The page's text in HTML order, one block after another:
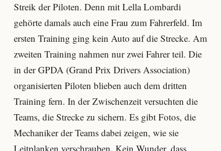
Streik der Piloten. Denn mit Lella Lombardi
gehörte damals auch eine Frau zum Fahrerfeld. Im
ersten Training ging kein Auto auf die Strecke. Am
zweiten Training nahmen nur zwei Fahrer teil. Die
in der GPDA (Grand Prix Drivers Association)
organisierten Piloten blieben auch dem dritten
Training fern. In der Zwischenzeit versuchten die
Teams, die Strecke zu sichern. Es gibt Fotos, die
Mechaniker der Teams dabei zeigen, wie sie
Leitplanken verschrauben. Kein Wunder, dass